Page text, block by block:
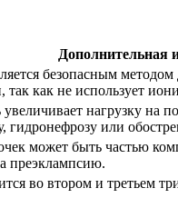
Дополнительная
безопасным методом
так как не использует
увеличивает нагрузку на
гидронефрозу или
может быть частью
преэклампсию.
во втором и третьем